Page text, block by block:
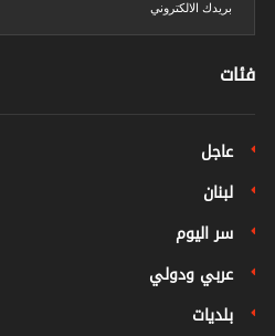
فئات
عاجل
لبنان
سر اليوم
عربي ودولي
بلديات